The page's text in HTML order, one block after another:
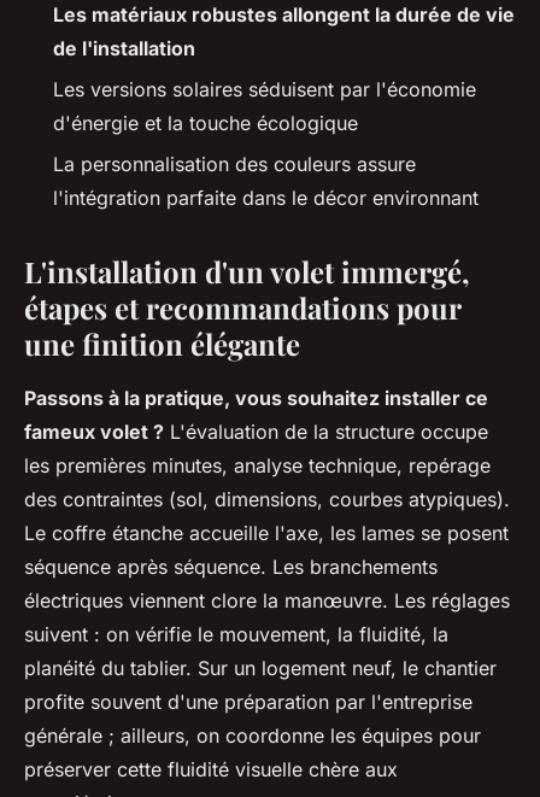
Les matériaux robustes allongent la durée de vie
de l'installation
Les versions solaires séduisent par l'économie
d'énergie et la touche écologique
La personnalisation des couleurs assure
l'intégration parfaite dans le décor environnant
L'installation d'un volet immergé,
étapes et recommandations pour
une finition élégante
Passons à la pratique, vous souhaitez installer ce
fameux volet ? L'évaluation de la structure occupe
les premières minutes, analyse technique, repérage
des contraintes (sol, dimensions, courbes atypiques).
Le coffre étanche accueille l'axe, les lames se posent
séquence après séquence. Les branchements
électriques viennent clore la manœuvre. Les réglages
suivent : on vérifie le mouvement, la fluidité, la
planéité du tablier. Sur un logement neuf, le chantier
profite souvent d'une préparation par l'entreprise
générale ; ailleurs, on coordonne les équipes pour
préserver cette fluidité visuelle chère aux